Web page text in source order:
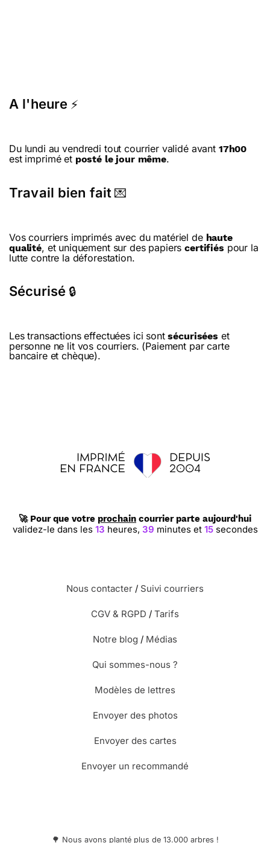
A l'heure ⚡
Du lundi au vendredi tout courrier validé avant 17h00
est imprimé et posté le jour même.
Travail bien fait 💌
Vos courriers imprimés avec du matériel de haute
qualité, et uniquement sur des papierscertifiés pour la
lutte contre la déforestation.
Sécurisé 🔒
Les transactions effectuées ici sontsécurisées et
personne ne lit vos courriers. (Paiement par carte
bancaire et chèque).
🚀 Pour que votre prochain courrier parte aujourd'hui
validez-le dans les 13 heures, 39 minutes et 13 secondes
Nous contacter / Suivi courriers
CGV & RGPD / Tarifs
Notre blog / Médias
Qui sommes-nous ?
Modèles de lettres
Envoyer des photos
Envoyer des cartes
Envoyer un recommandé
🌳 Nous avons planté plus de 13.000 arbres !